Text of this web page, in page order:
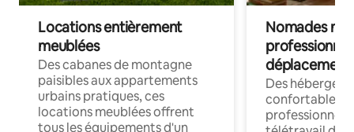
Locations entièrement
meublées
Des cabanes de montagne
paisibles aux appartements
urbains pratiques, ces
locations meublées offrent
tous les équipements d'un
Nomades
déplacement
Des
confortables
professionnels